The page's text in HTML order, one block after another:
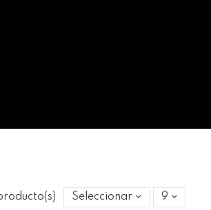
Seleccionar 9